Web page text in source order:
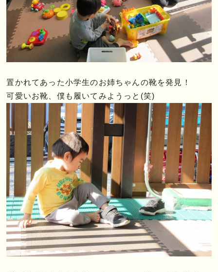
置かれてあった小学生のお姉ちゃんの靴を発見！
可愛いお靴、僕も履いてみようっと(笑)